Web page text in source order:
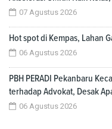
07 Agustus 2026
Hot spot di Kempas, Lahan
06 Agustus 2026
PBH PERADI Pekanbaru
terhadap Advokat, Desak
06 Agustus 2026